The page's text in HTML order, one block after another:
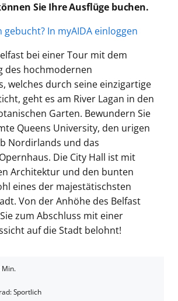
Sie Ihre Ausflüge buchen.
gebucht? In myAIDA einloggen
bei einer Tour mit dem
des hochmodernen
welches durch seine einzigartige
geht es am River Lagan in den
Garten. Bewundern Sie
Queens University, den urigen
Nordirlands und das
Die City Hall ist mit
Architektur und den bunten
eines der majestätischsten
Von der Anhöhe des Belfast
zum Abschluss mit einer
auf die Stadt belohnt!
Min.
Sportlich